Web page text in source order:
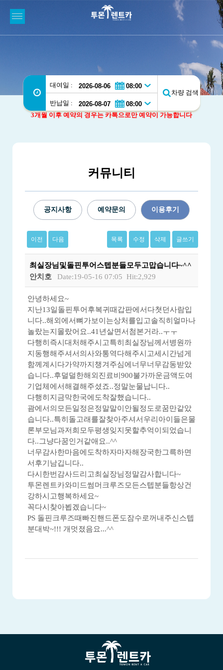
대여일 :
반납일 :
차량 검색
3개월 이후 예약의 경우는 카톡으로만 예약이 가능합니다
커뮤니티
공지사항 예약문의 이용후기
이전 다음 목록 수정 삭제 글쓰기
최실장님및돌핀투어스텝분들모두고맙습니다~^^
안치호
Date:19-05-16 07:05 Hit:2,929
안녕하세요~
지난13일돌핀투어후복귀때갑판에서다쳣던사람입
니다..해외에서뼈가보이는상처를입고솔직히얼마나
놀랐는지몰랐어요..41년살면서첨본거라..ㅜㅜ
다행히즉시대처해주시고특히최실장님께서병원까
지동행해주셔서의사와통역다해주시고세시간넘게
함께계시다가약까지챙겨주심에너무너무감동받았
습니다..후덜덜한해외진료비900불가까운금액도여
기업체에서해결해주셨죠..정말눈물납니다..
다행히지금막한국에도착잘했습니다..
괌에서의모든일정은정말말이안될정도로꿈만같았
습니다..특히돌고래를잘찾아주셔서우리아이들은물
론부모님과저희모두평생잊지못할추억이되었습니
다..그냥다꿈인거같애요..^^
너무감사한마음에도착하자마자해장국한그륵하면
서후기남깁니다..
다시한번감사드리고최실장님정말감사합니다~
투몬렌트카와미드썸머크루즈모든스텝분들항상건
강하시고행복하세요~
꼭다시찾아뵙겠습니다~
PS 돌핀크루즈때빠진핸드폰도잠수로꺼내주신스텝
분대박~!!! 개멋졌음요...^^